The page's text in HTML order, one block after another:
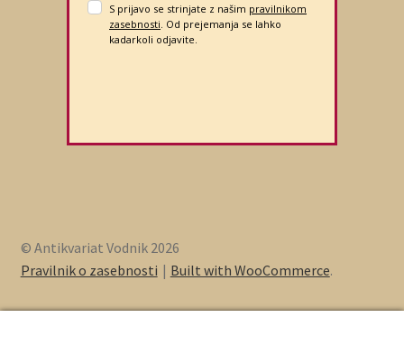
S prijavo se strinjate z našim pravilnikom
zasebnosti . Od prejemanja se lahko
kadarkoli odjavite.
© Antikvariat Vodnik 2026
Pravilnik o zasebnosti
Built with WooCommerce.